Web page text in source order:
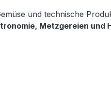
und technische
Metzgereien und